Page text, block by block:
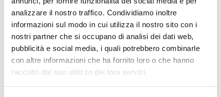
analizzare il nostro traffico. Condividiamo inoltre
informazioni sul modo in cui utilizza il nostro sito con i
nostri partner che si occupano di analisi dei dati web,
pubblicità e social media, i quali potrebbero combinarle
con altre informazioni che ha fornito loro o che hanno
raccolto dal suo utilizzo dei loro servizi.
PREVISTI 200.000,00 €
RICEVUTI +50.000,00 €
SPESI -0,00 €